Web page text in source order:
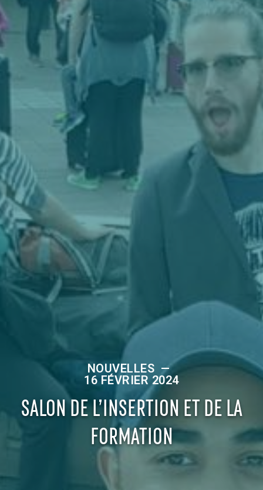
NOUVELLES —
16 FÉVRIER 2024
SALON DE L’INSERTION ET DE LA
FORMATION